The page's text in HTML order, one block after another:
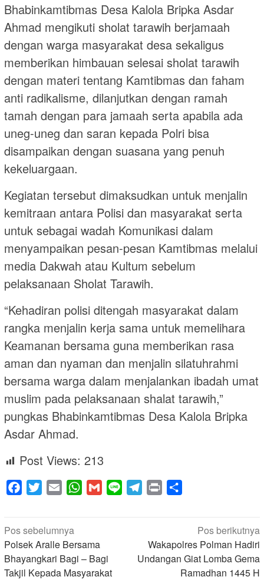
Bhabinkamtibmas Desa Kalola Bripka Asdar
Ahmad mengikuti sholat tarawih berjamaah
dengan warga masyarakat desa sekaligus
memberikan himbauan selesai sholat tarawih
dengan materi tentang Kamtibmas dan faham
anti radikalisme, dilanjutkan dengan ramah
tamah dengan para jamaah serta apabila ada
uneg-uneg dan saran kepada Polri bisa
disampaikan dengan suasana yang penuh
kekeluargaan.
Kegiatan tersebut dimaksudkan untuk menjalin
kemitraan antara Polisi dan masyarakat serta
untuk sebagai wadah Komunikasi dalam
menyampaikan pesan-pesan Kamtibmas melalui
media Dakwah atau Kultum sebelum
pelaksanaan Sholat Tarawih.
“Kehadiran polisi ditengah masyarakat dalam
rangka menjalin kerja sama untuk memelihara
Keamanan bersama guna memberikan rasa
aman dan nyaman dan menjalin silatuhrahmi
bersama warga dalam menjalankan ibadah umat
muslim pada pelaksanaan shalat tarawih,”
pungkas Bhabinkamtibmas Desa Kalola Bripka
Asdar Ahmad.
Post Views: 213
Facebook
Twitter Email WhatsApp
Gmail Line Telegram
Print
Navigasi
pos
Pos sebelumnya
Polsek Aralle Bersama
Bhayangkari Bagi – Bagi
Takjil Kepada Masyarakat
Pos berikutnya
Wakapolres Polman Hadiri
Undangan Giat Lomba Gema
Ramadhan 1445 H